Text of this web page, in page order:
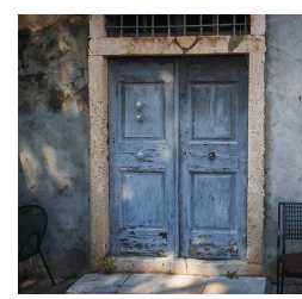
Фото: Jay L Clendenin/Getty Images